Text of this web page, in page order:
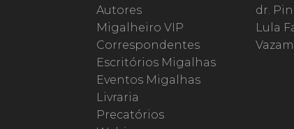
Autores
Migalheiro VIP
Correspondentes
Escritórios Migalhas
Eventos Migalhas
Livraria
Precatórios
dr.
Lula